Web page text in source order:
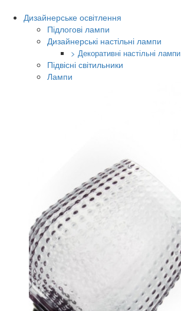
Дизайнерське освітлення
Підлогові лампи
Дизайнерські настільні лампи
> Декоративні настільні лампи
Підвісні світильники
Лампи